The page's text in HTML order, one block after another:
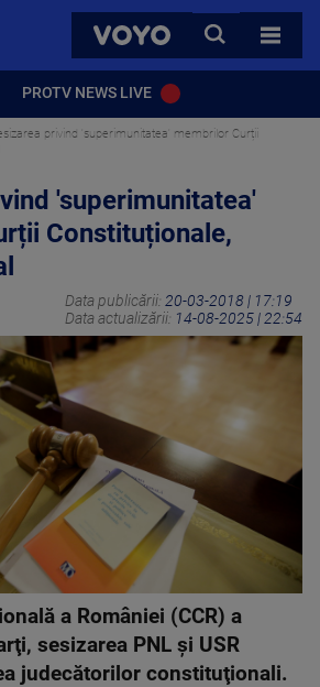
VOYO
CAUTA
TOATE
PROTV NEWS LIVE
privind 'superimunitatea' membrilor Curții
'superimunitatea'
Constituționale,
Data publicării: 20-03-2018 | 17:19
Data actualizării: 14-08-2025 | 22:54
a României (CCR) a
sesizarea PNL şi USR
judecătorilor constituţionali.